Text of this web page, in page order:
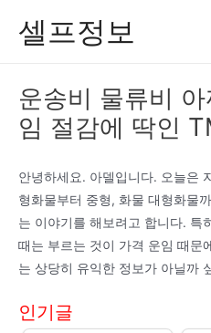
셀프정보
운송비 물류비
임 절감에 딱인
안녕하세요. 아델입니다. 오늘은
형화물부터 중형, 화물 대형화물
는 이야기를 해보려고 합니다. 특
때는 부르는 것이 가격 운임 때문
는 상당히 유익한 정보가 아닐까
인기글